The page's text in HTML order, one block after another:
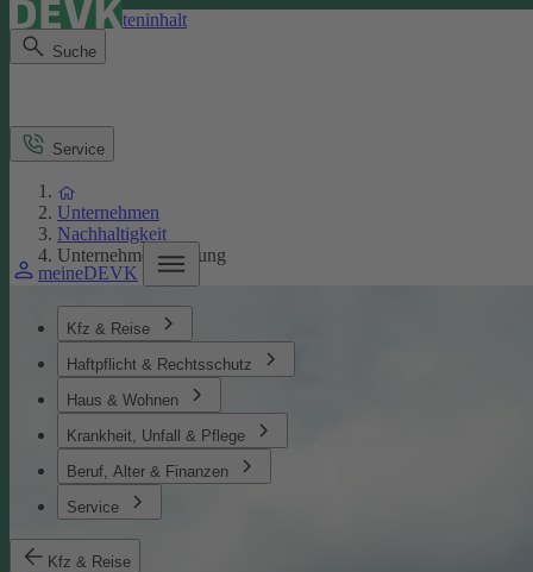
Direkt zum Seiteninhalt
Suche
meineDEVK
Kfz & Reise
Haftpflicht & Rechtsschutz
Haus & Wohnen
Krankheit, Unfall & Pflege
Beruf, Alter & Finanzen
Service
Kfz & Reise
Service
Unternehmen
Nachhaltigkeit
Unternehmensführung